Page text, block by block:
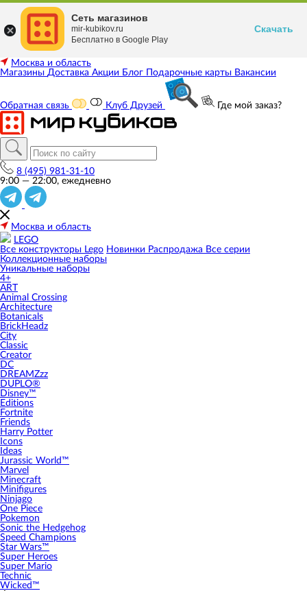
Москва и область
Магазины Доставка Акции Блог Подарочные карты Вакансии
Обратная связь Клуб Друзей Где мой заказ?
8 (495) 981-31-10
9:00 — 22:00, ежедневно
Москва и область
LEGO
Все конструкторы Lego Новинки Распродажа Все серии
Коллекционные наборы
Уникальные наборы
4+
ART
Animal Crossing
Architecture
Botanicals
BrickHeadz
City
Classic
Creator
DC
DREAMZzz
DUPLO®
Disney™
Editions
Fortnite
Friends
Harry Potter
Icons
Ideas
Jurassic World™
Marvel
Minecraft
Minifigures
Ninjago
One Piece
Pokemon
Sonic the Hedgehog
Speed Champions
Star Wars™
Super Heroes
Super Mario
Technic
Wicked™
Сеть магазинов
mir-kubikov.ru
Бесплатно в Google Play
Скачать